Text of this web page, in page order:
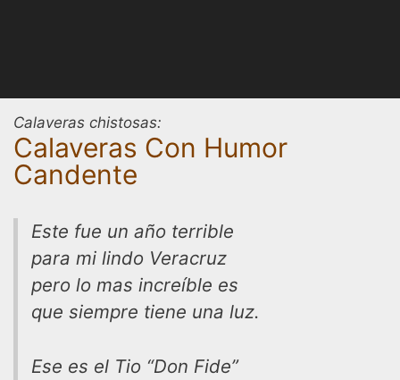
Calaveras chistosas:
Calaveras Con Humor
Candente
Este fue un año terrible
para mi lindo Veracruz
pero lo mas increíble es
que siempre tiene una luz.
Ese es el Tio “Don Fide”